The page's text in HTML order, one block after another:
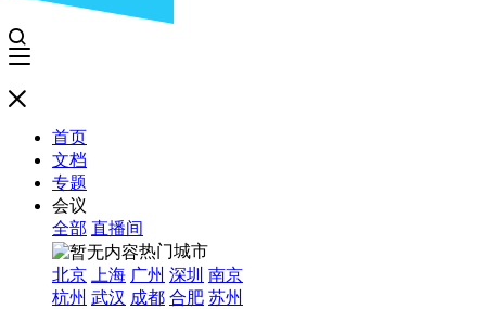
首页
文档
专题
会议
全部 直播间
热门城市
北京
上海 广州 深圳 南京
杭州 武汉 成都 合肥 苏州